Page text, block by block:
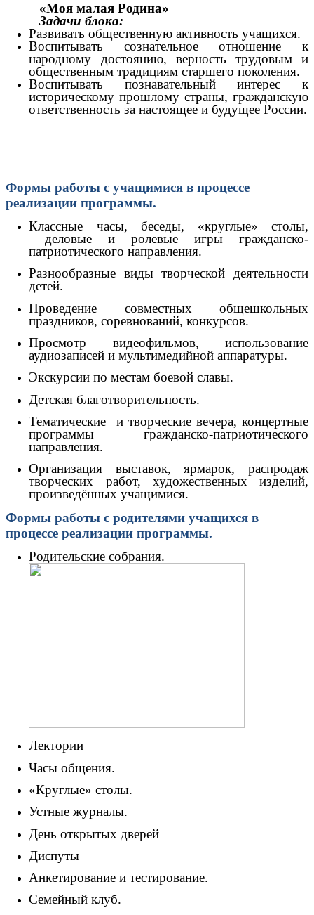
«Моя малая Родина»
Задачи блока:
Развивать общественную активность учащихся.
Воспитывать сознательное отношение к
народному достоянию, верность трудовым и
общественным традициям старшего поколения.
Воспитывать познавательный интерес к
историческому прошлому страны, гражданскую
ответственность за настоящее и будущее России.
Формы работы с учащимися в процессе
реализации программы.
Классные часы, беседы, «круглые» столы,
деловые и ролевые игры гражданско-
патриотического направления.
Разнообразные виды творческой деятельности
детей.
Проведение совместных общешкольных
праздников, соревнований, конкурсов.
Просмотр видеофильмов, использование
аудиозаписей и мультимедийной аппаратуры.
Экскурсии по местам боевой славы.
Детская благотворительность.
Тематические и творческие вечера, концертные
программы гражданско-патриотического
направления.
Организация выставок, ярмарок, распродаж
творческих работ, художественных изделий,
произведённых учащимися.
Формы работы с родителями учащихся в
процессе реализации программы.
Родительские собрания.
Лектории
Часы общения.
«Круглые» столы.
Устные журналы.
День открытых дверей
Диспуты
Анкетирование и тестирование.
Семейный клуб.